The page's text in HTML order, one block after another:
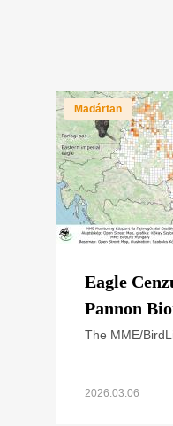
Madártan
Eagle
Pannon
The MME/
conservation
2026.03.06